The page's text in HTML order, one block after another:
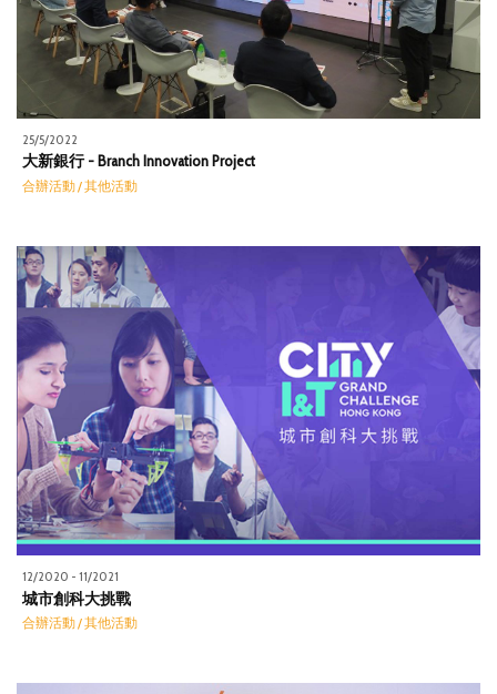
25/5/2022
大新銀行 - Branch Innovation Project
合辦活動 / 其他活動
12/2020 - 11/2021
城市創科大挑戰
合辦活動 / 其他活動